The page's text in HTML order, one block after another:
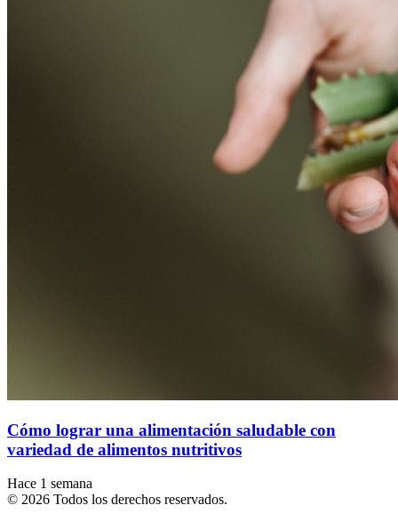
Cómo lograr una alimentación saludable con
variedad de alimentos nutritivos
Hace 1 semana
© 2026 Todos los derechos reservados.